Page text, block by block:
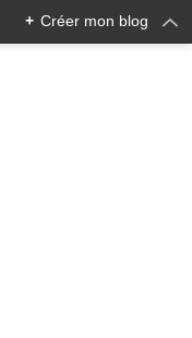
+ Créer mon blog